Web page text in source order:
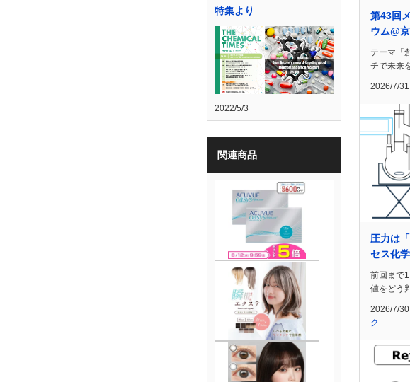
特集より
2022/5/3
関連商品
第43回
ウム@
テーマ「
チで未来
2026/7/31
圧力は
セス化
前回まで
値をどう
2026/7/30
ク